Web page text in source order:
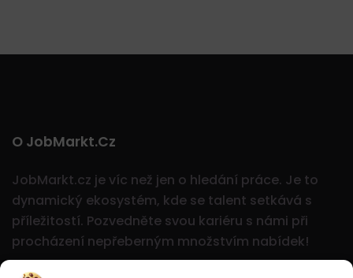
O JobMarkt.cz
JobMarkt.cz je víc než jen o hledání práce. Je to
dynamický ekosystém, kde se talent setkává s
příležitostí. Pozvedněte svou kariéru s námi při
procházení nepřeberným množstvím nabídek!